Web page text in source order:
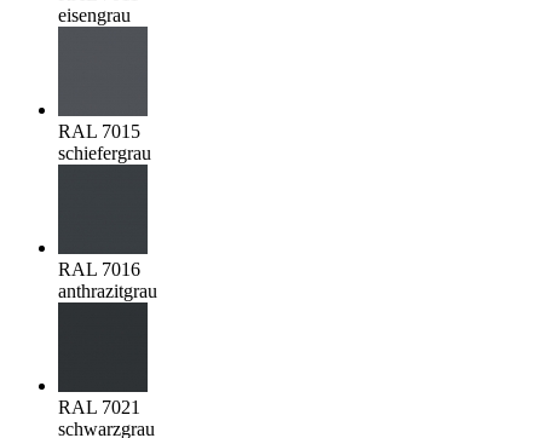
eisengrau
RAL 7015
schiefergrau
RAL 7016
anthrazitgrau
RAL 7021
schwarzgrau